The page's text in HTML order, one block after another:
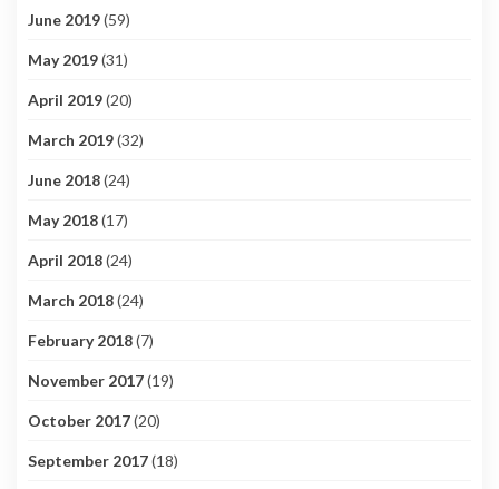
June 2019(59)
May 2019(31)
April 2019(20)
March 2019(32)
June 2018(24)
May 2018(17)
April 2018(24)
March 2018(24)
February 2018(7)
November 2017(19)
October 2017(20)
September 2017(18)